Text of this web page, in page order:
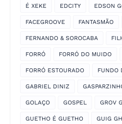
É XEKE EDCITY EDSON
FACEGROOVE FANTASMÃO
FERNANDO & SOROCABA
FORRÓ FORRÓ DO MUIDO
FORRÓ ESTOURADO FUNDO
GABRIEL DINIZ
GOLAÇO GOSPEL GROV
GUETHO É GUETHO GUIG